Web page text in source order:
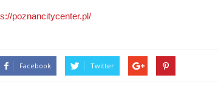
poznancitycenter.pl/
Facebook Twitter